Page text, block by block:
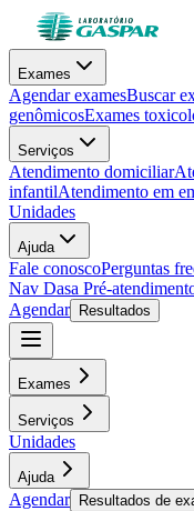
Exames
Agendar examesBuscar
genômicosExames
Serviços
Atendimento domiciliar
infantilAtendimento em
Unidades
Ajuda
Fale conoscoPerguntas
Nav Dasa Pré-
Agendar
Resultados
Exames
Serviços
Unidades
Ajuda
Agendar Resultados de